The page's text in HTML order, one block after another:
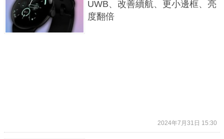
UWB、改善續航、更小邊框、亮
度翻倍
2024年7月31日 15:30